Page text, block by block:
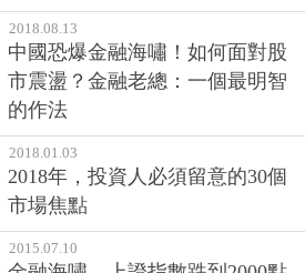
中國恐爆金融海嘯！如何面對股
市震盪？金融老總：一個最明智
的作法
2018.01.03
2018年，投資人必須留意的30個
市場焦點
2015.07.10
金融海嘯，上證指數跌到2000點
也不見官方出面...中國這回發了瘋